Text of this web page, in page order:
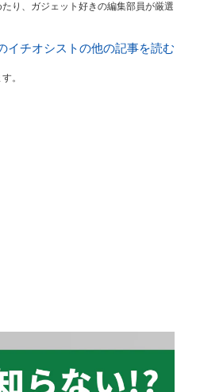
り、ガジェット好きの編集部員が厳選
イチオシストの他の記事を読む
。